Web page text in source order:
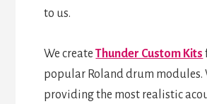
to us.
We createThunder Custom Kits
popular Roland drum modules.
providing the most realistic